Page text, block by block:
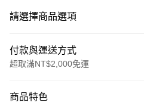
請選擇商品選項
付款與運送方式
超取滿NT$2,000免運
信用卡一次付款
商品特色